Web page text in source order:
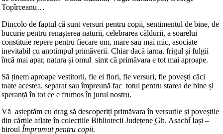
Topîrceanu…
Dincolo de faptul că sunt versuri pentru copii, sentimentul de bine, de
bucurie pentru renașterea naturii, celebrarea căldurii, a soarelui
constituie repere pentru fiecare om, mare sau mai mic, asociate
inevitabil cu anotimpul primăverii. Chiar dacă iarna, frigul și fulgii
încă mai apar, natura și omul simt că primăvara e tot mai aproape.
Să ținem aproape vestitorii, fie ei flori, fie versuri, fie povești căci
toate acestea, separat sau împreună fac totul pentru starea de bine și
speranță în tot ce e frumos în jurul nostru.
Vă așteptăm cu drag să descoperiți primăvara în versurile și poveștile
din cărțile aflate în colecțiile Bibliotecii Județene ֦Gh. Asachi֞ Iași –
biroul Împrumut pentru copii.